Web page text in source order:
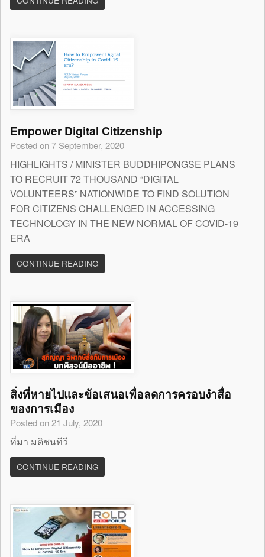
Empower Digital Citizenship
Posted on 7 September, 2020
HIGHLIGHTS / MINISTER BUDDHIPONGSE PLANS
TO RECRUIT 72 THOUSAND “DIGITAL
VOLUNTEERS” NATIONWIDE TO FIND SOLUTION
FOR CITIZENS CHALLENGED IN ACCESSING
TECHNOLOGY IN THE NEW NORMAL OF COVID-19
ERA
CONTINUE READING
สิ่งที่หายไปและข้อเสนอเพื่อลดการครอบงำสื่อ
ของการเมือง
Posted on 21 July, 2020
ที่มา มติชนทีวี
CONTINUE READING